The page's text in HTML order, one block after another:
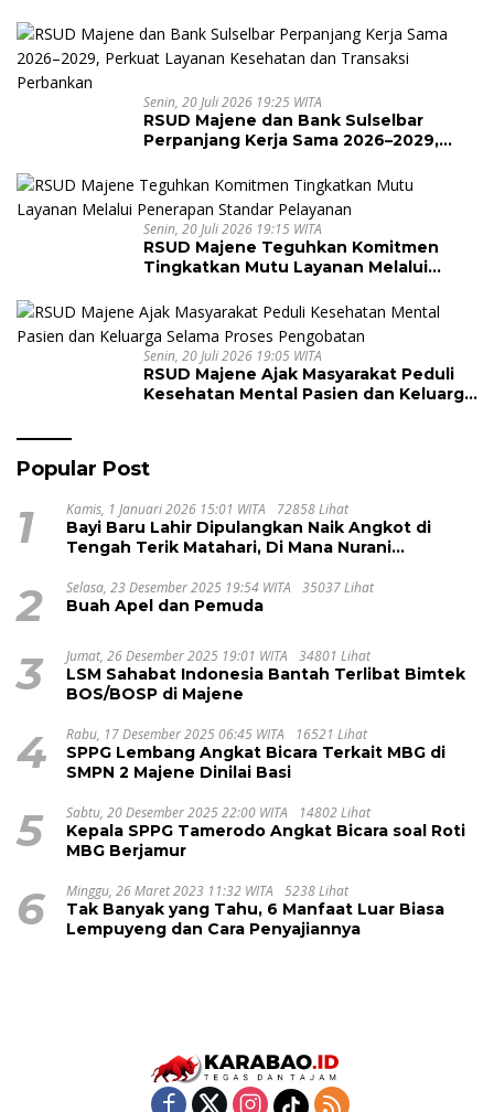
Senin, 20 Juli 2026 19:25 WITA
RSUD Majene dan Bank Sulselbar
Perpanjang Kerja Sama 2026–2029,
Transaksi Perbankan
Senin, 20 Juli 2026 19:15 WITA
RSUD Majene Teguhkan Komitmen
Tingkatkan Mutu Layanan Melalui
Senin, 20 Juli 2026 19:05 WITA
RSUD Majene Ajak Masyarakat Peduli
Kesehatan Mental Pasien dan Keluarga
Popular Post
1 Kamis, 1 Januari 2026 15:01 WITA 72858 Lihat
Bayi Baru Lahir Dipulangkan Naik Angkot di
Tengah Terik Matahari, Di Mana Nurani
2 Selasa, 23 Desember 2025 19:54 WITA 35037 Lihat
Buah Apel dan Pemuda
3 Jumat, 26 Desember 2025 19:01 WITA 34801 Lihat
LSM Sahabat Indonesia Bantah Terlibat Bimtek
BOS/BOSP di Majene
4 Rabu, 17 Desember 2025 06:45 WITA 16521 Lihat
SPPG Lembang Angkat Bicara Terkait MBG di
SMPN 2 Majene Dinilai Basi
5 Sabtu, 20 Desember 2025 22:00 WITA 14802 Lihat
Kepala SPPG Tamerodo Angkat Bicara soal Roti
MBG Berjamur
6 Minggu, 26 Maret 2023 11:32 WITA 5238 Lihat
Tak Banyak yang Tahu, 6 Manfaat Luar Biasa
Lempuyeng dan Cara Penyajiannya